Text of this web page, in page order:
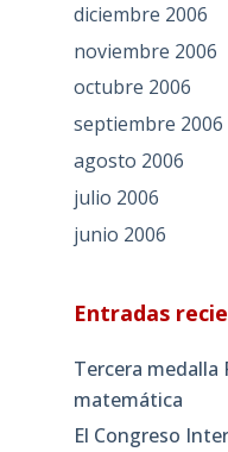
diciembre 2006
noviembre 2006
octubre 2006
septiembre 2006
agosto 2006
julio 2006
junio 2006
Entradas
Tercera medalla
matemática
El Congreso